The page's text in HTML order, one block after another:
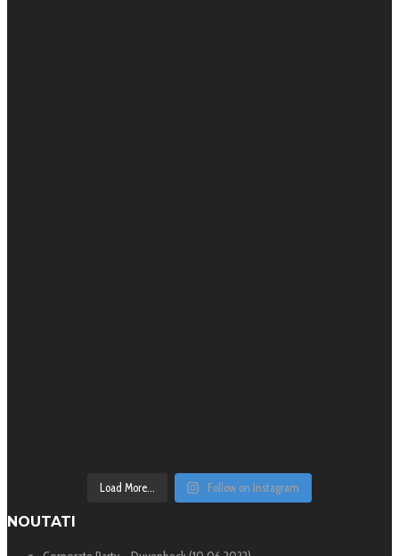
Load More... Follow on Instagram
NOUTATI